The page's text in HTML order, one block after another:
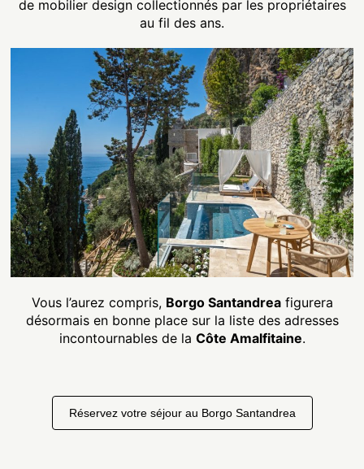
de mobilier design collectionnés par les propriétaires
au fil des ans.
Vous l’aurez compris, Borgo Santandreafigurera
désormais en bonne place sur la liste des adresses
incontournables de la Côte Amalfitaine.
Réservez votre séjour au Borgo Santandrea